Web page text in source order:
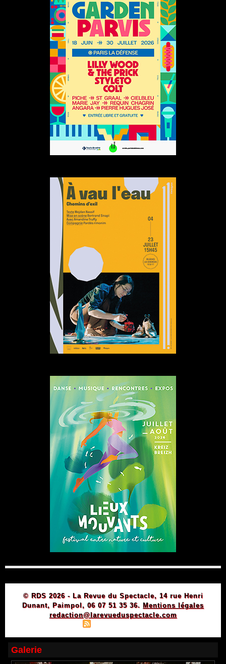
© RDS 2026 - La Revue du Spectacle, 14 rue Henri
Dunant, Paimpol, 06 07 51 35 36. Mentions légales
redaction@larevueduspectacle.com
Galerie